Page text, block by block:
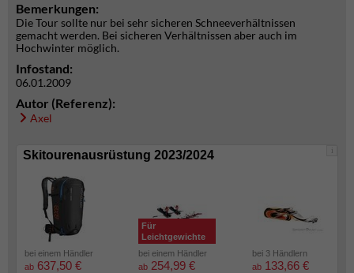
Bemerkungen:
Die Tour sollte nur bei sehr sicheren Schneeverhältnissen
gemacht werden. Bei sicheren Verhältnissen aber auch im
Hochwinter möglich.
Infostand:
06.01.2009
Autor (Referenz):
Axel
i
Skitourenausrüstung 2023/2024
bei einem Händler
ab 637,50 €
Für
Leichtgewichte
bei einem Händler
ab 254,99 €
bei 3 Händlern
ab 133,66 €